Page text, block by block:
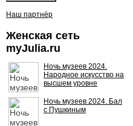
Наш партнёр
Женская сеть
myJulia.ru
Ночь музеев 2024.
Народное искусство на
высшем уровне
Ночь музеев 2024. Бал
с Пушкиным